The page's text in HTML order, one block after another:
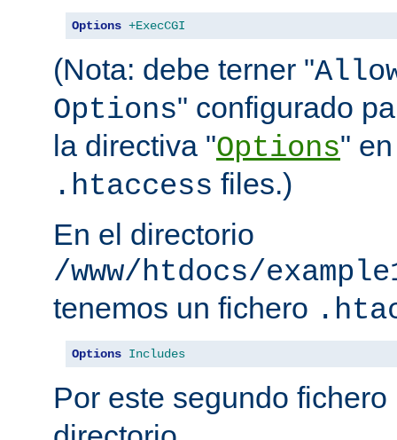
Options +ExecCGI
(Nota: debe terner "
Options" configurado
la directiva "Options"
.htaccess files.)
En el directorio
/www/htdocs/
tenemos un fichero
Options Includes
Por este segundo fichero